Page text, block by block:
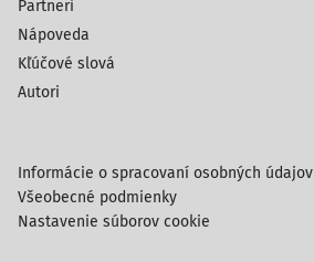
Partneri
Nápoveda
Kľúčové slová
Autori
Informácie o spracovaní osobných údajov
Všeobecné podmienky
Nastavenie súborov cookie